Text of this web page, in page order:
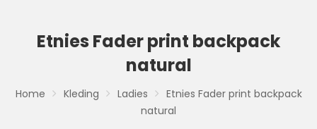
Etnies Fader print backpack
natural
Home Kleding Ladies
Etnies Fader print backpack
natural